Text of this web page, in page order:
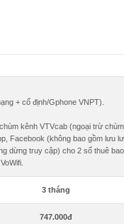
+ cố định/Gphone VNPT).
kênh VTVcab (ngoại trừ
Facebook (không bao gồm lưu
dừng truy cập) cho 2 số thuê
3 tháng
747.000đ